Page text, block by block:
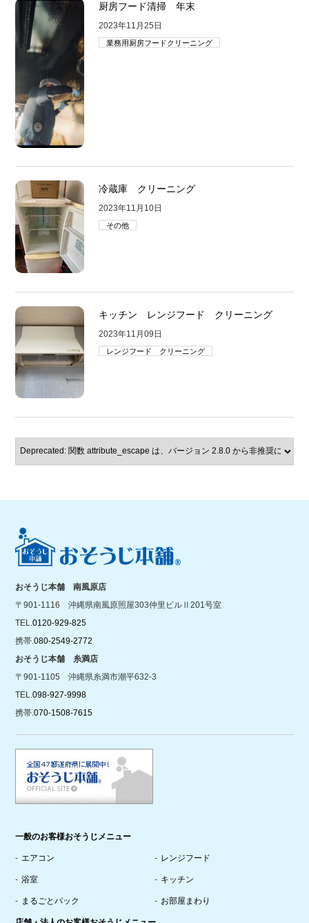
厨房フード清掃 年末
2023年11月25日
業務用厨房フードクリーニング
冷蔵庫 クリーニング
2023年11月10日
その他
キッチン レンジフード クリーニング
2023年11月09日
レンジフード クリーニング
おそうじ本舗 南風原店
〒901-1116 沖縄県南風原照屋303仲里ビルⅡ201号室
TEL.0120-929-825
携帯.080-2549-2772
おそうじ本舗 糸満店
〒901-1105 沖縄県糸満市潮平632-3
TEL.098-927-9998
携帯.070-1508-7615
一般のお客様おそうじメニュー
エアコン レンジフード
浴室 キッチン
まるごとパック お部屋まわり